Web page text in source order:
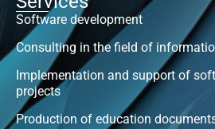
Software development
Consulting in the field of
Implementation and support of
projects
Production of education